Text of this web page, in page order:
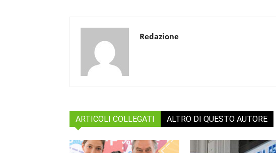
Redazione
ARTICOLI COLLEGATI ALTRO DI QUESTO AUTORE